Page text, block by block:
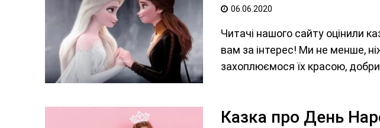
06.06.2020
Читачі нашого сайту оцінили
вам за інтерес! Ми не менше,
захоплюємося їх красою,
Казка про День